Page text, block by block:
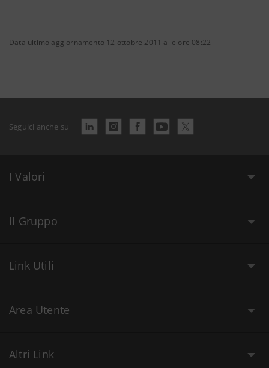
Data ultimo aggiornamento 12 ottobre 2011 alle ore 08:22
Seguici anche su
I Valori
Il Gruppo
Link Utili
Area Utente
Altri Link